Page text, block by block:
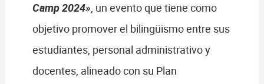
Camp 2024», un evento que tiene como
objetivo promover el bilingüismo entre sus
estudiantes, personal administrativo y
docentes, alineado con su Plan